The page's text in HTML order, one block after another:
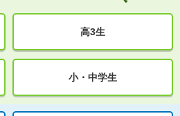
高3生
小・中学生